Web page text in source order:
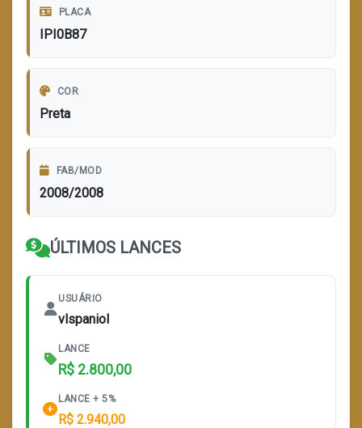
PLACA
IPI0B87
COR
Preta
FAB/MOD
2008/2008
ÚLTIMOS LANCES
USUÁRIO
vlspaniol
LANCE
R$ 2.800,00
LANCE + 5%
R$ 2.940,00